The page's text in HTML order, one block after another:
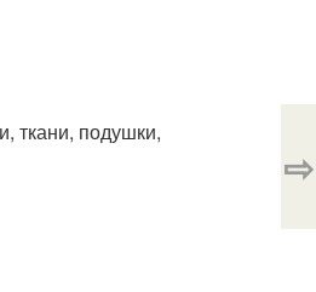
ткани, подушки,
⇨